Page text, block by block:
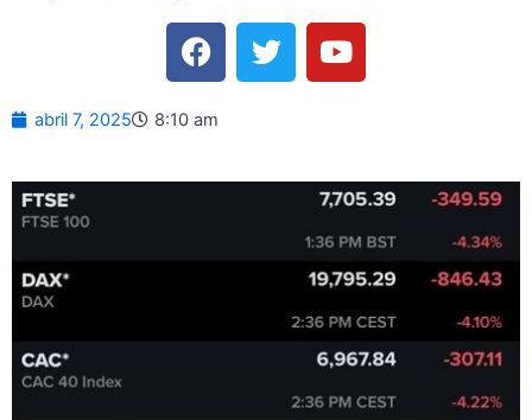
F
a
c
e
T
w
i
Y
o
u
e
abril 7, 2025 8:10 am